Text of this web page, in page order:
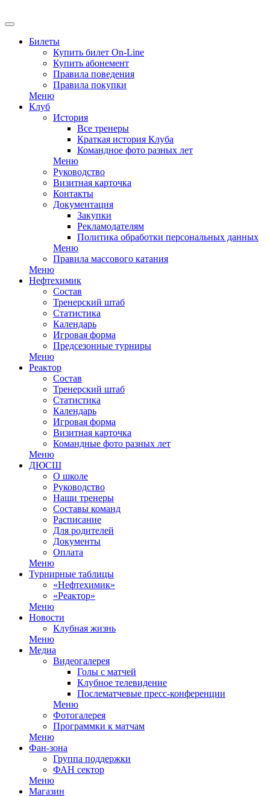
Билеты
Купить билет On-Line
Купить абонемент
Правила поведения
Правила покупки
Меню
Клуб
История
Все тренеры
Краткая история Клуба
Командное фото разных лет
Меню
Руководство
Визитная карточка
Контакты
Документация
Закупки
Рекламодателям
Политика обработки персональных данных
Меню
Правила массового катания
Меню
Нефтехимик
Состав
Тренерский штаб
Статистика
Календарь
Игровая форма
Предсезонные турниры
Меню
Реактор
Состав
Тренерский штаб
Статистика
Календарь
Игровая форма
Визитная карточка
Командные фото разных лет
Меню
ДЮСШ
О школе
Руководство
Наши тренеры
Составы команд
Расписание
Для родителей
Документы
Оплата
Меню
Турнирные таблицы
«Нефтехимик»
«Реактор»
Меню
Новости
Клубная жизнь
Меню
Медиа
Видеогалерея
Голы с матчей
Клубное телевидение
Послематчевые пресс-конференции
Меню
Фотогалерея
Программки к матчам
Меню
Фан-зона
Группа поддержки
ФАН сектор
Меню
Магазин